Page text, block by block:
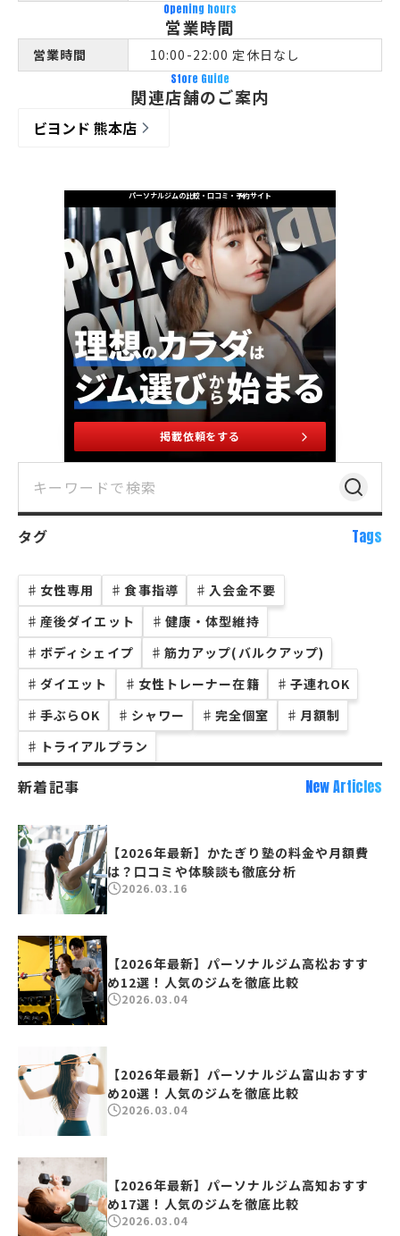
Opening hours
営業時間
営業時間 10:00-22:00 定休日なし
Store Guide
関連店舗のご案内
ビヨンド 熊本店
パーソナルジムの比較・口コミ・予約サイト
掲載依頼をする
タグ Tags
♯ 女性専用 ♯ 食事指導 ♯ 入会金不要
♯ 産後ダイエット ♯ 健康・体型維持
♯ ボディシェイプ ♯ 筋力アップ(バルクアップ)
♯ ダイエット ♯ 女性トレーナー在籍 ♯ 子連れOK
♯ 手ぶらOK ♯ シャワー ♯ 完全個室 ♯ 月額制
♯ トライアルプラン
新着記事 New Articles
【2026年最新】かたぎり塾の料金や月額費
は？口コミや体験談も徹底分析
2026.03.16
【2026年最新】パーソナルジム高松おすす
め12選！人気のジムを徹底比較
2026.03.04
【2026年最新】パーソナルジム富山おすす
め20選！人気のジムを徹底比較
2026.03.04
【2026年最新】パーソナルジム高知おすす
め17選！人気のジムを徹底比較
2026.03.04